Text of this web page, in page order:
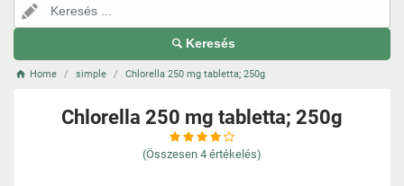
Keresés
Home simple Chlorella 250 mg tabletta; 250g
Chlorella 250 mg tabletta; 250g
(Összesen 4 értékelés)